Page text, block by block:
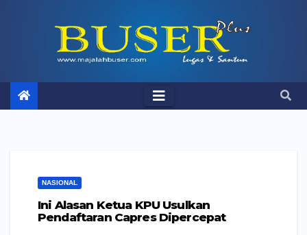
NASIONAL
Ini Alasan Ketua KPU Usulkan
Pendaftaran Capres Dipercepat